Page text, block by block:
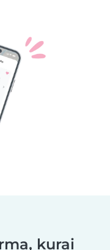
kurai